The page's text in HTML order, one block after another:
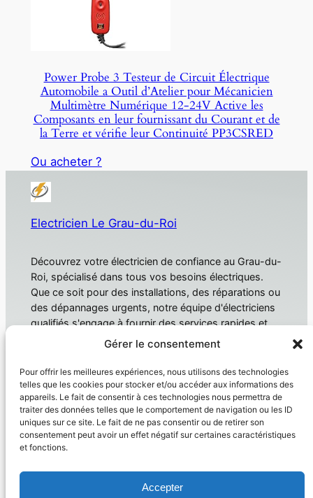
Gérer le consentement
Pour offrir les meilleures expériences, nous utilisons des technologies
telles que les cookies pour stocker et/ou accéder aux informations des
appareils. Le fait de consentir à ces technologies nous permettra de
traiter des données telles que le comportement de navigation ou les ID
uniques sur ce site. Le fait de ne pas consentir ou de retirer son
consentement peut avoir un effet négatif sur certaines caractéristiques
et fonctions.
Accepter
Power Probe 3 Testeur de Circuit Électrique
Automobile a Outil d’Atelier pour Mécanicien
Multimètre Numérique 12-24V Active les
Composants en leur fournissant du Courant et de
la Terre et vérifie leur Continuité PP3CSRED
Ou acheter ?
Electricien Le Grau-du-Roi
Découvrez votre électricien de confiance au Grau-du-
Roi, spécialisé dans tous vos besoins électriques.
Que ce soit pour des installations, des réparations ou
des dépannages urgents, notre équipe d'électriciens
qualifiés s'engage à fournir des services rapides et
fiables. Électricien Le Grau-du-Roi
À propos
Domotique
Électricien
Produit
Confidentialité
Politique de confidentialité
Conditions générales
Nous contacter
Réseaux sociaux